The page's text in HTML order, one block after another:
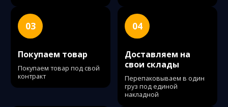
03
Покупаем товар
Покупаем товар под свой
контракт
04
Доставляем на
свои склады
Перепаковываем в один
груз под единой
накладной